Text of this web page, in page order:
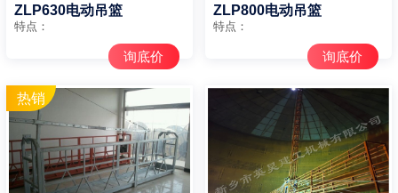
ZLP630电动吊篮
特点：
询底价
ZLP800电动吊篮
特点：
询底价